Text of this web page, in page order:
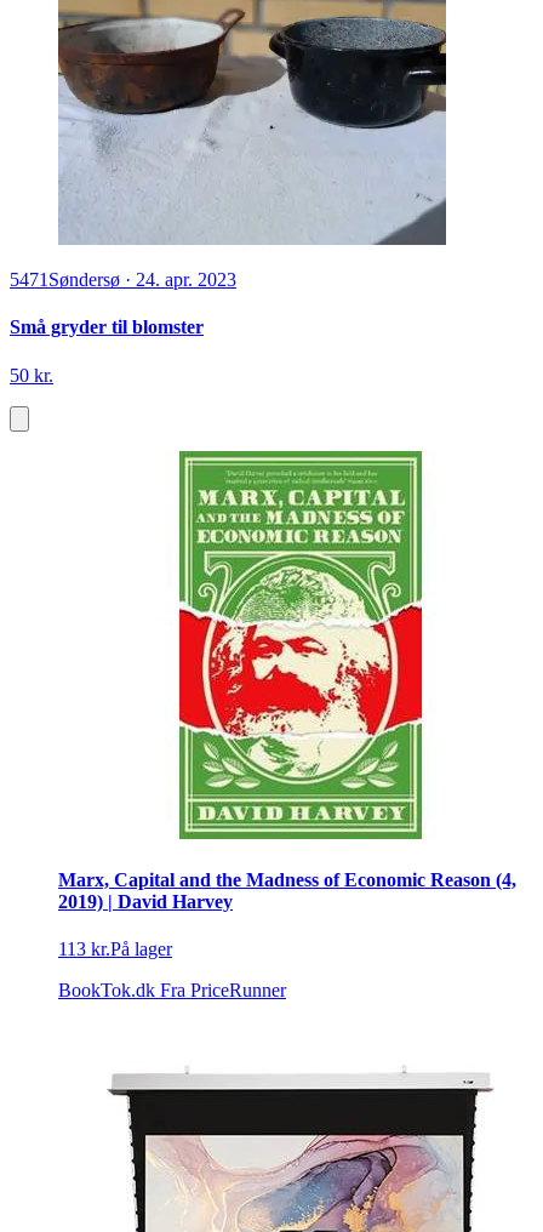
5471 Søndersø · 24. apr. 2023
Små gryder til blomster
50 kr.
Marx, Capital and the Madness of Economic Reason (4,
2019) | David Harvey
113 kr.På lager
BookTok.dk Fra PriceRunner